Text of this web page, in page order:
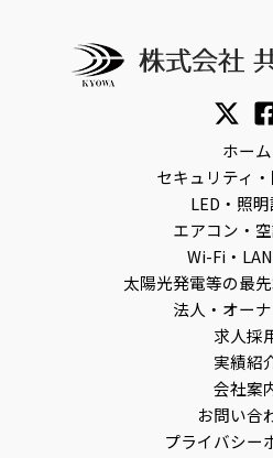
ホーム
セキュリティ
LED・照
エアコン・
Wi-Fi・
太陽光発電等の最
法人・オー
求人採
実績紹
会社案
お問い合
プライバシー